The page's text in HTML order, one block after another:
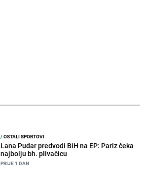
/OSTALI SPORTOVI
Lana Pudar predvodi BiH na EP: Pariz čeka
najbolju bh. plivačicu
PRIJE 1 DAN